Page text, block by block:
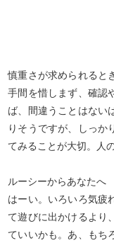
慎重さが求められると
手間を惜しまず、確認
ば、間違うことはない
りそうですが、しっか
てみることが大切。人
ルーシーからあなたへ
はーい。いろいろ気疲
て遊びに出かけるより
ていいかも。あ、もち